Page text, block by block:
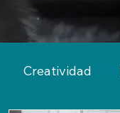
Creatividad